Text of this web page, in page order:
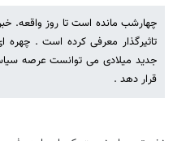
تاثیرگذار معرفی کرده است . چهره
جدید میلادی می توانست عرصه
قرار دهد .